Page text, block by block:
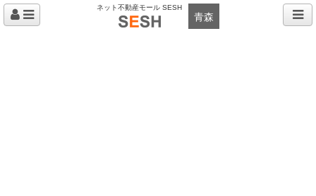
ネット不動産モール SESH
青森